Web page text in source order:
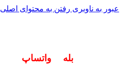
عبور به ناوبری رفتن به محتوای اصلی
بله واتساپ